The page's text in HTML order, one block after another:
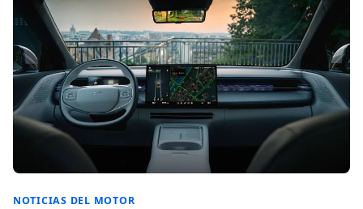
NOTICIAS DEL MOTOR